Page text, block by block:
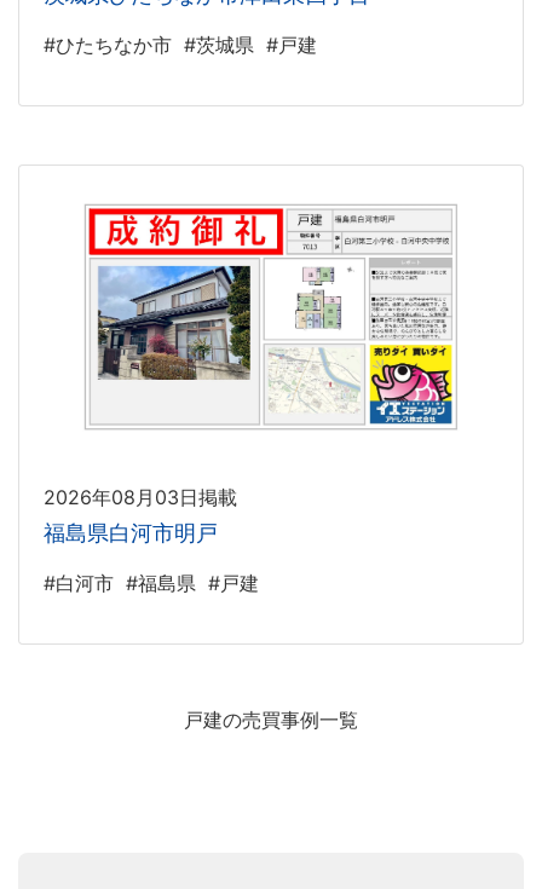
#ひたちなか市 #茨城県 #戸建
2026年08月03日掲載
福島県白河市明戸
#白河市 #福島県 #戸建
戸建の売買事例一覧